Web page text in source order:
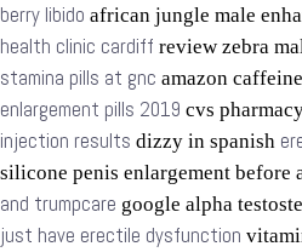
berry libido african jungle male
health clinic cardiff review zebra
stamina pills at gnc amazon
enlargement pills 2019 cvs
injection results dizzy in spanish
silicone penis enlargement before
and trumpcare google alpha
just have erectile dysfunction